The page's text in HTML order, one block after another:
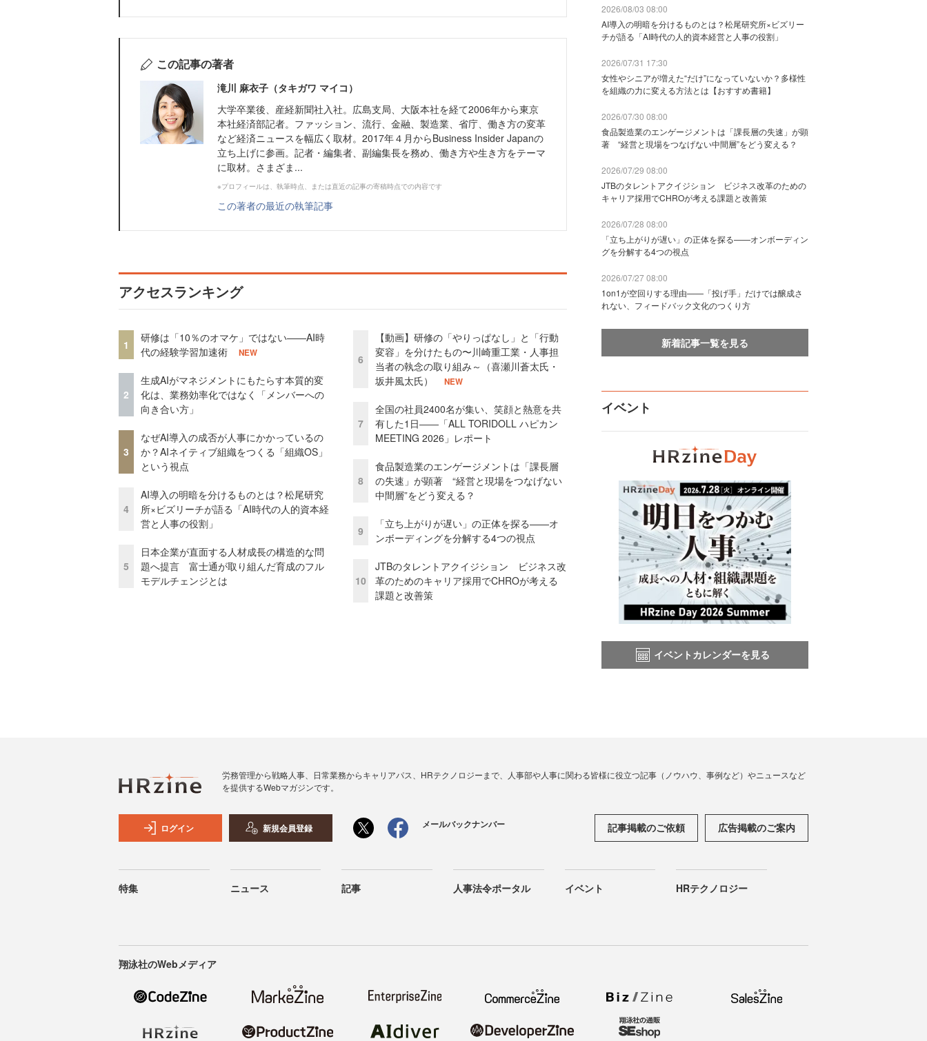
この記事の著者
滝川 麻衣子（タキガワ マイコ）
大学卒業後、産経新聞社入社。広島支局、大阪本社を経て2006年から東京
本社経済部記者。ファッション、流行、金融、製造業、省庁、働き方の変革
など経済ニュースを幅広く取材。2017年４月からBusiness Insider Japanの
立ち上げに参画。記者・編集者、副編集長を務め、働き方や生き方をテーマ
に取材。さまざま...
※プロフィールは、執筆時点、または直近の記事の寄稿時点での内容です
この著者の最近の執筆記事
アクセスランキング
1
研修は「10％のオマケ」ではない——AI時
代の経験学習加速術
NEW
2
生成AIがマネジメントにもたらす本質的変
化は、業務効率化ではなく「メンバーへの
向き合い方」
3
なぜAI導入の成否が人事にかかっているの
か？AIネイティブ組織をつくる「組織OS」
という視点
4
AI導入の明暗を分けるものとは？松尾研究
所×ビズリーチが語る「AI時代の人的資本経
営と人事の役割」
5
日本企業が直面する人材成長の構造的な問
題へ提言 富士通が取り組んだ育成のフル
モデルチェンジとは
6
【動画】研修の「やりっぱなし」と「行動
変容」を分けたもの〜川崎重工業・人事担
当者の執念の取り組み～（喜瀬川蒼太氏・
坂井風太氏）
NEW
7
全国の社員2400名が集い、笑顔と熱意を共
有した1日――「ALL TORIDOLL ハピカン
MEETING 2026」レポート
8
食品製造業のエンゲージメントは「課長層
の失速」が顕著 “経営と現場をつなげない
中間層”をどう変える？
9
「立ち上がりが遅い」の正体を探る——オ
ンボーディングを分解する4つの視点
10
JTBのタレントアクイジション ビジネス改
革のためのキャリア採用でCHROが考える
課題と改善策
2026/08/03 08:00
AI導入の明暗を分けるものとは？松尾研究所×ビズリー
チが語る「AI時代の人的資本経営と人事の役割」
2026/07/31 17:30
女性やシニアが増えた“だけ”になっていないか？多様性
を組織の力に変える方法とは【おすすめ書籍】
2026/07/30 08:00
食品製造業のエンゲージメントは「課長層の失速」が顕
著 “経営と現場をつなげない中間層”をどう変える？
2026/07/29 08:00
JTBのタレントアクイジション ビジネス改革のための
キャリア採用でCHROが考える課題と改善策
2026/07/28 08:00
「立ち上がりが遅い」の正体を探る——オンボーディン
グを分解する4つの視点
2026/07/27 08:00
1on1が空回りする理由——「投げ手」だけでは醸成さ
れない、フィードバック文化のつくり方
新着記事一覧を見る
イベント
イベントカレンダーを見る
労務管理から戦略人事、日常業務からキャリアパス、HRテクノロジーまで、人事部や人事に関わる皆様に役立つ記事（ノウハウ、事例など）やニュースなど
を提供するWebマガジンです。
ログイン 新規会員登録 メールバックナンバー 記事掲載のご依頼 広告掲載のご案内
特集 ニュース 記事 人事法令ポータル イベント HRテクノロジー
翔泳社のWebメディア